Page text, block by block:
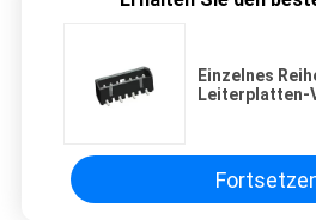
Einzelnes
Leiterplatten-